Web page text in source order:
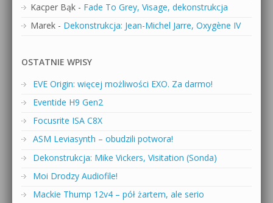
Kacper Bąk - Fade To Grey, Visage, dekonstrukcja
Marek - Dekonstrukcja: Jean-Michel Jarre, Oxygène IV
OSTATNIE WPISY
EVE Origin: więcej możliwości EXO. Za darmo!
Eventide H9 Gen2
Focusrite ISA C8X
ASM Leviasynth – obudzili potwora!
Dekonstrukcja: Mike Vickers, Visitation (Sonda)
Moi Drodzy Audiofile!
Mackie Thump 12v4 – pół żartem, ale serio